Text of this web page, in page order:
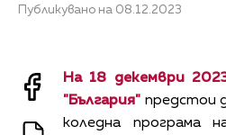
Публикувано на 08.12.2023
На 18 декември
"България" предстои
коледна програма